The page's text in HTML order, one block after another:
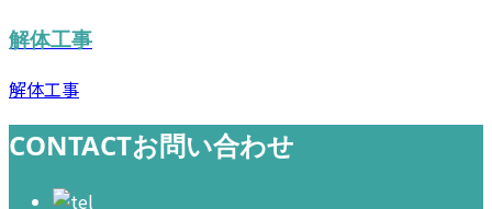
解体工事
解体工事
CONTACTお問い合わせ